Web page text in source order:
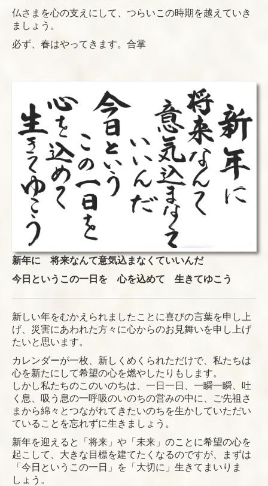
仏さまを心の支えにして、つらいこの時期を越えていき
ましょう。
必ず、春はやってきます。合掌
新年に 将来なんて意気込まなくていいんだ
今日というこの一日を 心を込めて 生きてゆこう
新しい年をむかえられましたことに喜びの言葉を申し上
げ、災害にあわれた方々に心からのお見舞いを申し上げ
たいと思います。
カレンダーが一枚、新しくめくられただけで、私たちは
心を新たにして希望の心を燃やしたりもします。
しかし私たちのこのいのちは、一日一日、一瞬一瞬、吐
く息、吸う息の一呼吸のいのちの営みの中に、ご先祖さ
まから綿々とつながれてきたいのちを生かしていただい
ていることを忘れずに生きましょう。
新年を迎えると「将来」や「未来」のことに希望の心を
起こして、大きな目標を建てたくなるのですが、まずは
「今日というこの一日」を「大切に」生きてまいりま
しょう。